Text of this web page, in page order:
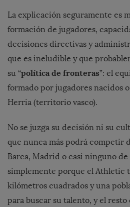
La explicación seguramente es
formación de jugadores,
decisiones directivas y
que es ineludible y que
su “política de fronteras”: el
formado por jugadores nacidos
Herria (territorio vasco).
No se juzga su decisión ni su
que nunca más podrá competir
Barca, Madrid o casi ninguno de
simplemente porque el Athletic
kilómetros cuadrados y una
para buscar su talento, y el resto